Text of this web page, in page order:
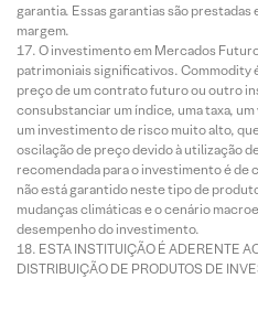
garantia. Essas garantias são
margem.
O investimento em Mercados
patrimoniais significativos. Commodity
preço de um contrato futuro ou outro
consubstanciar um índice, uma taxa,
um investimento de risco muito alto,
oscilação de preço devido à utilização
recomendada para o investimento é
não está garantido neste tipo de
mudanças climáticas e o cenário
desempenho do investimento.
ESTA INSTITUIÇÃO É ADERENTE
DISTRIBUIÇÃO DE PRODUTOS DE